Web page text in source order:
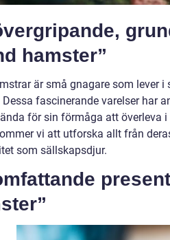
hamster”
är små gnagare som lever
Dessa fascinerande varelser har
för sin förmåga att överleva
vi att utforska allt från
som sällskapsdjur.